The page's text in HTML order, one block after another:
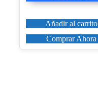
era:
es:
Añadir al carrito
Comprar Ahora